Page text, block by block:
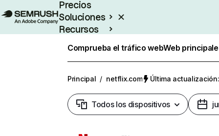
Precios
Soluciones
Recursos
Comprueba el tráfico webWeb
Principal / netflix.com Última
Todos los dispositivos